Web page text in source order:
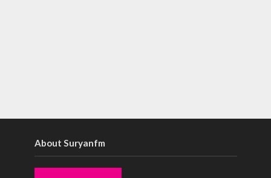
About Suryanfm